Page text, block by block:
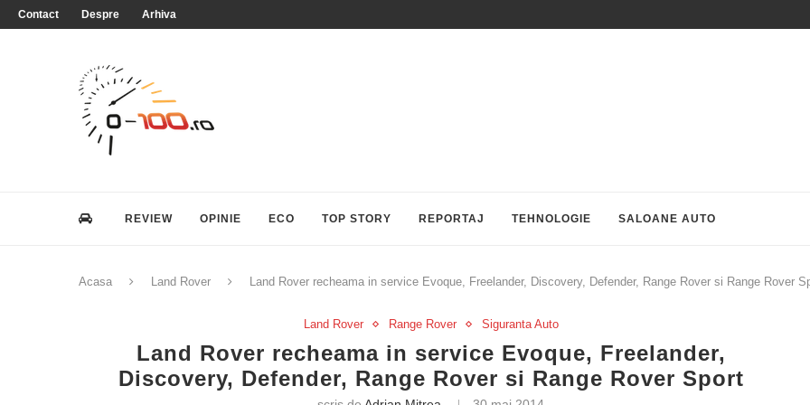
Contact Despre Arhiva
REVIEW OPINIE ECO TOP STORY REPORTAJ TEHNOLOGIE SALOANE AUTO
Acasa Land Rover Land Rover recheama in service Evoque, Freelander, Discovery, Defender, Range Rover si Range Rover
Land Rover Range Rover Siguranta Auto
Land Rover recheama in service Evoque, Freelander,
Discovery, Defender, Range Rover si Range Rover Sport